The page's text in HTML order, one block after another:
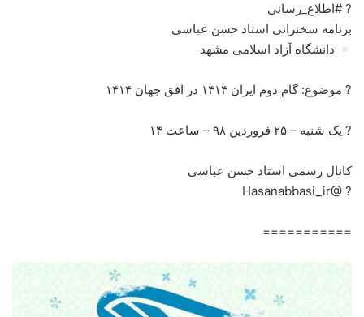
? #اطلاع_رسانی
برنامه سخنرانی استاد حسن عباسی
دانشگاه آزاد اسلامی مشهد
? موضوع: گام دوم ایران ۱۴۱۴ در افق جهان ۱۴۱۴
? یک شنبه – ۲۵ فروردین ۹۸ – ساعت ۱۴
کانال رسمی استاد حسن عباسی
? @Hasanabbasi_ir
===========